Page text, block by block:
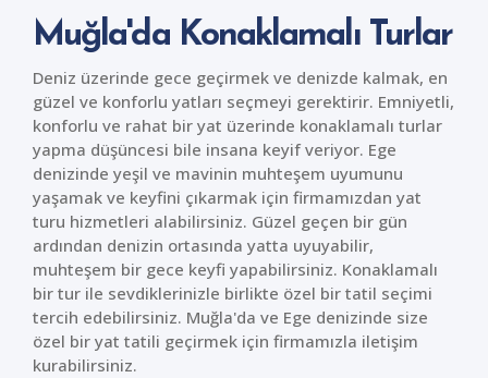
Muğla'da Konaklamalı Turlar
Deniz üzerinde gece geçirmek ve denizde kalmak, en
güzel ve konforlu yatları seçmeyi gerektirir. Emniyetli,
konforlu ve rahat bir yat üzerinde konaklamalı turlar
yapma düşüncesi bile insana keyif veriyor. Ege
denizinde yeşil ve mavinin muhteşem uyumunu
yaşamak ve keyfini çıkarmak için firmamızdan yat
turu hizmetleri alabilirsiniz. Güzel geçen bir gün
ardından denizin ortasında yatta uyuyabilir,
muhteşem bir gece keyfi yapabilirsiniz. Konaklamalı
bir tur ile sevdiklerinizle birlikte özel bir tatil seçimi
tercih edebilirsiniz. Muğla'da ve Ege denizinde size
özel bir yat tatili geçirmek için firmamızla iletişim
kurabilirsiniz.